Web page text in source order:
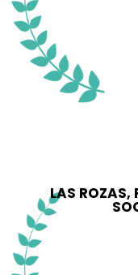
LAS ROZAS,